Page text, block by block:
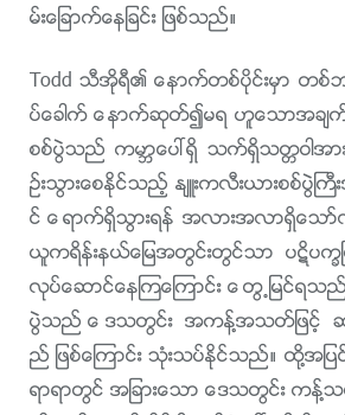
မ္းေျခာက္ေနျခင္း ျဖစ္သည္။
Todd သီအိုရီ၏ ေနာက္တစ္ပိုင္းမွာ
ပ္ေခါက္ ေနာက္ဆုတ္၍မရ ဟူေသာအခ်
စစ္ပြဲသည္ ကမာၻေပၚရွိ သက္ရွိသတၱဝါ
ဥ္းသြားေစႏိုင္သည့္ န်ဴးကလီးယားစစ္ပြဲႀကီ
င္ ေရာက္ရွိသြားရန္ အလားအလာရွိေ
ယူကရိန္းနယ္ေျမအတြင္းတြင္သာ ပဋိပကၡျ
လုပ္ေဆာင္ေနၾကေၾကာင္း ေတြ႕ျမင္
ပြဲသည္ ေဒသတြင္း အကန႔္အသတ္ျဖင့္ ဆ
ည္ ျဖစ္ေၾကာင္း သုံးသပ္ႏိုင္သည္။ ထို႔အျပ
ရာရာတြင္ အျခားေသာ ေဒသတြင္း ကန